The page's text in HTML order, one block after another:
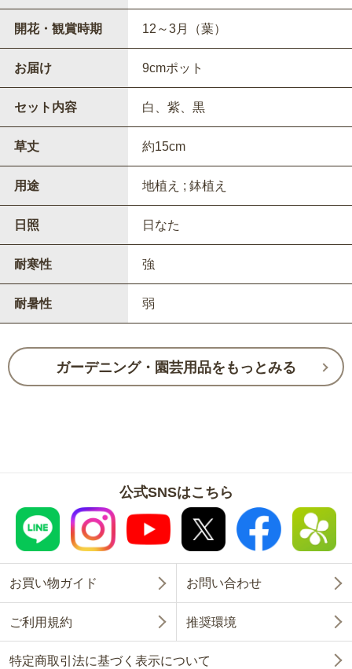
開花・観賞時期 12～3月（葉）
お届け 9cmポット
セット内容 白、紫、黒
草丈 約15cm
用途 地植え ; 鉢植え
日照 日なた
耐寒性 強
耐暑性 弱
ガーデニング・園芸用品をもっとみる
公式SNSはこちら
お買い物ガイド お問い合わせ
ご利用規約 推奨環境
特定商取引法に基づく表示について